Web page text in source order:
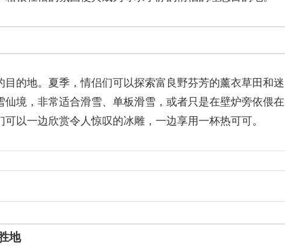
的地。夏季，情侣们可以探索富良野芬芳的薰衣草田和迷
境，非常适合滑雪、单板滑雪，或者只是在壁炉旁依偎在
以一边欣赏令人惊叹的冰雕，一边享用一杯热可可。
地